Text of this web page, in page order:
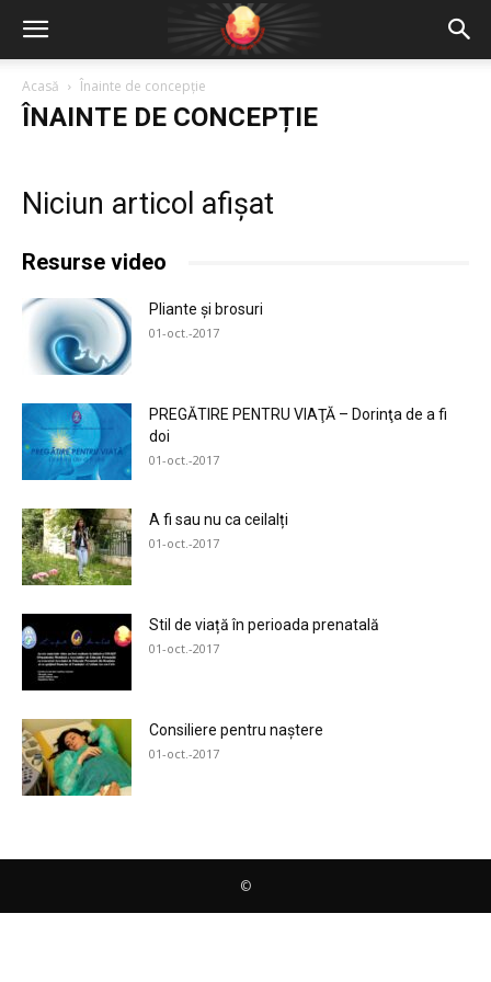
Acasă Înainte de concepție
ÎNAINTE DE CONCEPȚIE
Niciun articol afișat
Resurse video
Pliante și brosuri
01-oct.-2017
PREGĂTIRE PENTRU VIAŢĂ – Dorinţa de a fi
doi
01-oct.-2017
A fi sau nu ca ceilalți
01-oct.-2017
Stil de viață în perioada prenatală
01-oct.-2017
Consiliere pentru naștere
01-oct.-2017
©